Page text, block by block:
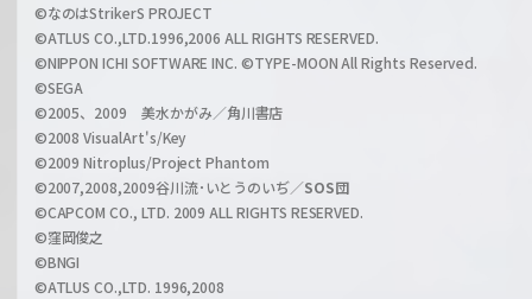
h
a
n
l
©なのはStrikerS PROJECT
©ATLUS CO.,LTD.1996,2006 ALL RIGHTS RESERVED.
©NIPPON ICHI SOFTWARE INC. ©TYPE-MOON All Rights Reserved.
©SEGA
©2005、2009 美水かがみ／角川書店
©2008 VisualArt's/Key
©2009 Nitroplus/Project Phantom
©2007,2008,2009谷川流･いとうのいぢ／SOS団
©CAPCOM CO., LTD. 2009 ALL RIGHTS RESERVED.
©窪岡俊之
©BNGI
©ATLUS CO.,LTD. 1996,2008